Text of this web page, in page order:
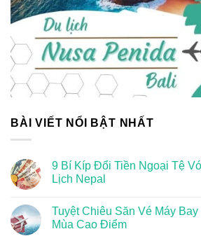
BÀI VIẾT NỔI BẬT NHẤT
9 Bí Kíp Đổi Tiền Ngoại Tệ
Lịch Nepal
Tuyệt Chiêu Săn Vé Máy
Mùa Cao Điểm